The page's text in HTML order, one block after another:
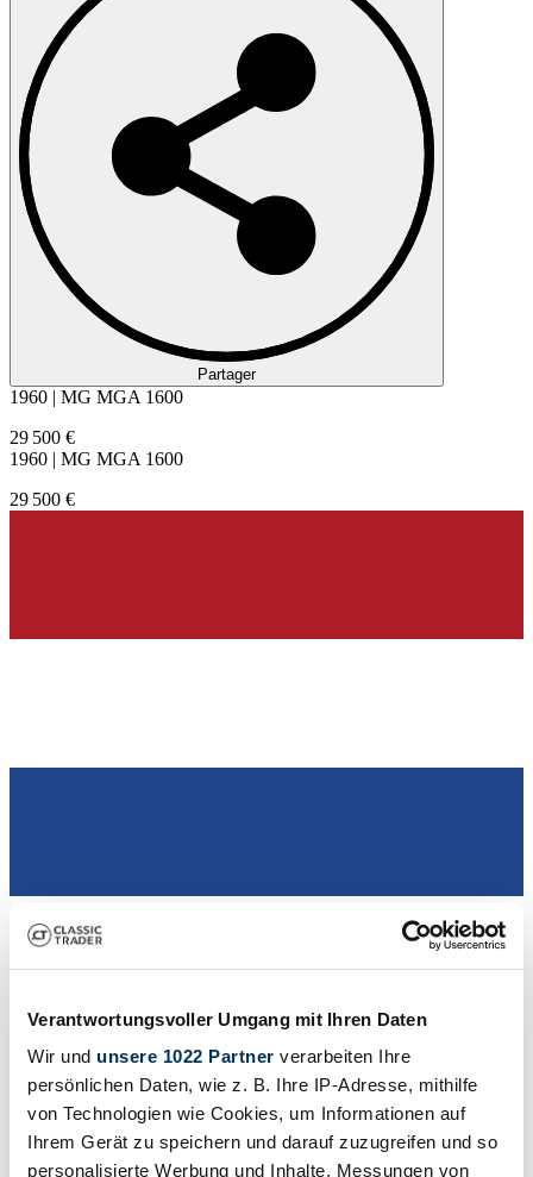
Verantwortungsvoller Umgang mit Ihren Daten
Wir und unsere 1022 Partner verarbeiten Ihre
persönlichen Daten, wie z. B. Ihre IP-Adresse, mithilfe
von Technologien wie Cookies, um Informationen auf
Ihrem Gerät zu speichern und darauf zuzugreifen und so
personalisierte Werbung und Inhalte, Messungen von
Partager
1960 | MG MGA 1600
29 500 €
1960 | MG MGA 1600
29 500 €